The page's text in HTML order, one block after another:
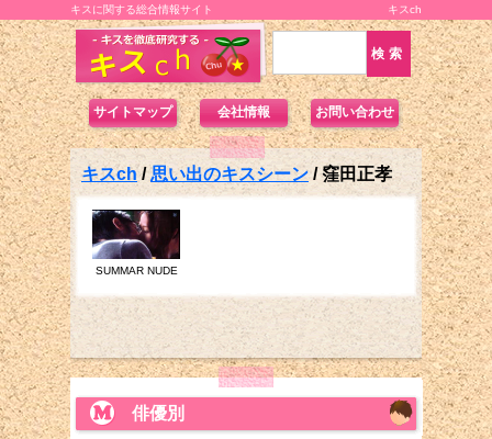
キスch
キスに関する総合情報サイト
サイトマップ 会社情報 お問い合わせ
キスch/思い出のキスシーン/窪田正孝
SUMMAR NUDE
俳優別